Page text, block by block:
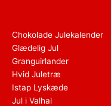
Chokolade Julekalender
Glædelig Jul
Granguirlander
Hvid Juletræ
Istap Lyskæde
Jul i Valhal